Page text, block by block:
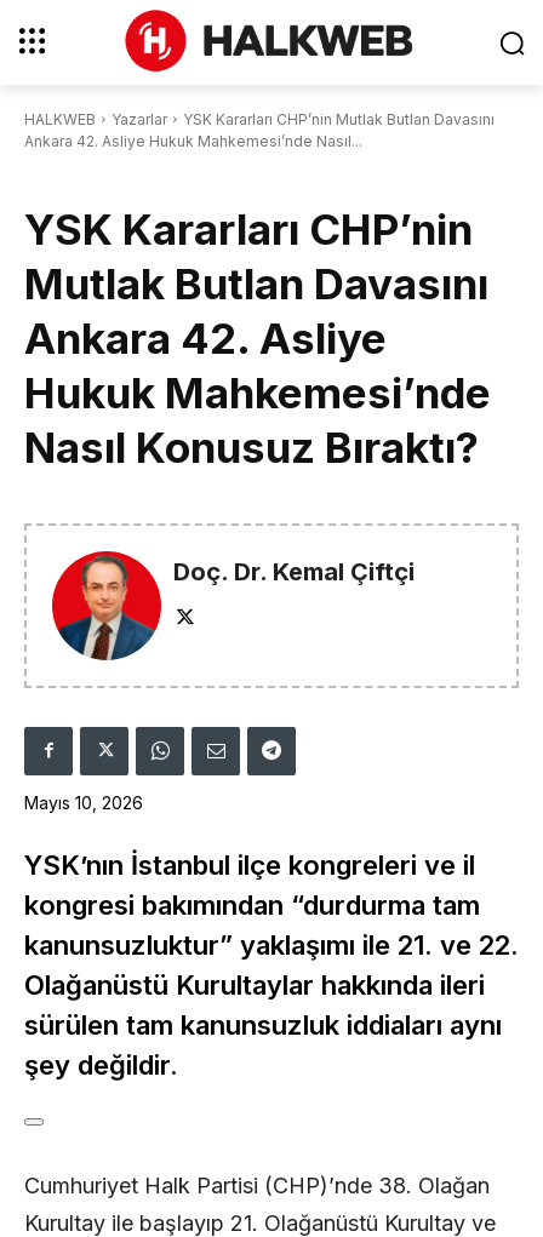
HALKWEB Yazarlar
YSK Kararları CHP’nin Mutlak Butlan Davasını
Ankara 42. Asliye Hukuk Mahkemesi’nde Nasıl...
YSK Kararları CHP’nin
Mutlak Butlan Davasını
Ankara 42. Asliye
Hukuk Mahkemesi’nde
Nasıl Konusuz Bıraktı?
Doç. Dr. Kemal Çiftçi
Mayıs 10, 2026
YSK’nın İstanbul ilçe kongreleri ve il
kongresi bakımından “durdurma tam
kanunsuzluktur” yaklaşımı ile 21. ve 22.
Olağanüstü Kurultaylar hakkında ileri
sürülen tam kanunsuzluk iddiaları aynı
şey değildir.
Cumhuriyet Halk Partisi (CHP)’nde 38. Olağan
Kurultay ile başlayıp 21. Olağanüstü Kurultay ve